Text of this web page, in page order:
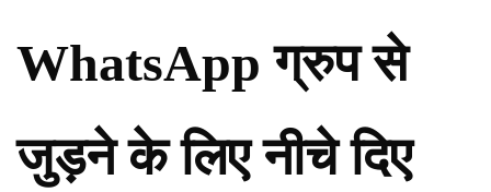
WhatsApp ग्रुप से
जुड़ने के लिए नीचे दिए